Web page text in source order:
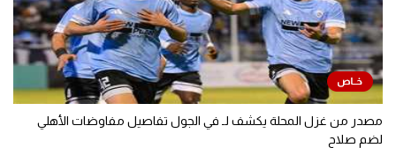
مصدر من غزل المحلة يكشف لـ في الجول تفاصيل مفاوضات الأهلي
لضم صلاح